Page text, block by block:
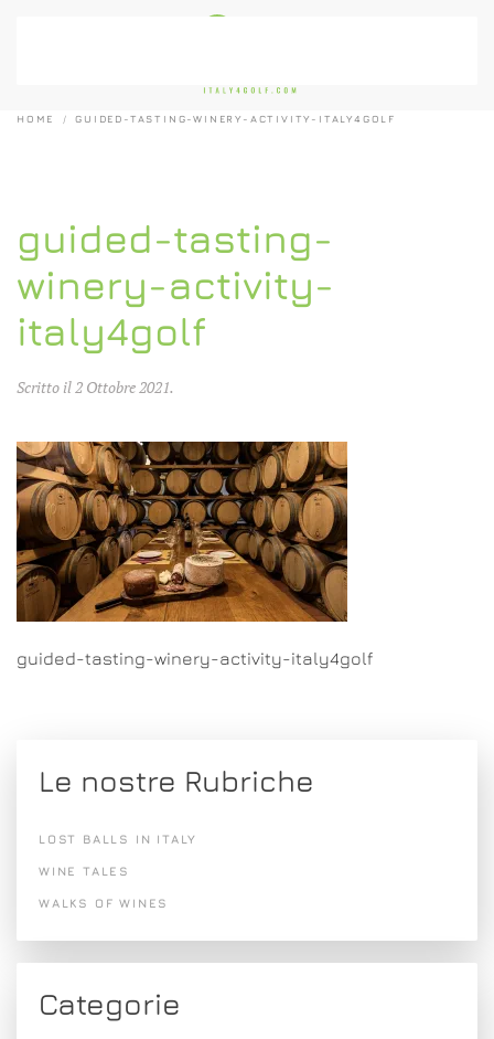
HOME GUIDED-TASTING-WINERY-ACTIVITY-ITALY4GOLF
guided-tasting-
winery-activity-
italy4golf
Scritto il2 Ottobre 2021.
guided-tasting-winery-activity-italy4golf
Le nostre Rubriche
LOST BALLS IN ITALY
WINE TALES
WALKS OF WINES
Categorie